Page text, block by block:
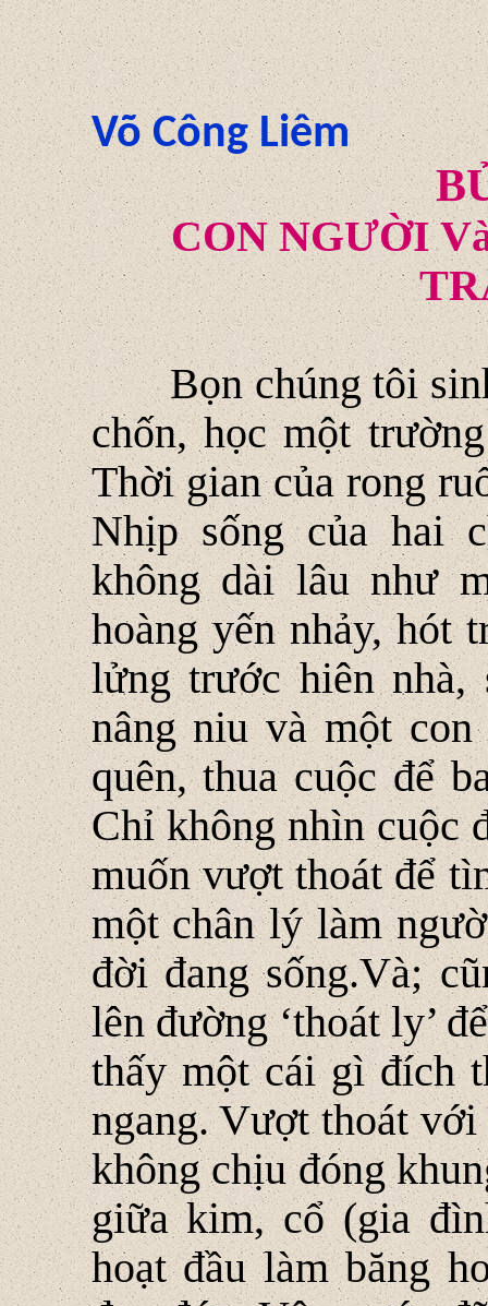
Võ Công Liêm
CON NGƯỜI
Bọn chúng tôi
chốn, học một
Thời gian của rong
Nhịp sống của hai
không dài lâu như
hoàng yến nhảy, hót
lửng trước hiên nhà,
nâng niu và một
quên, thua cuộc để
Chỉ không nhìn cuộc
muốn vượt thoát để
một chân lý làm
đời đang sống.Và;
lên đường ‘thoát ly’
thấy một cái gì đích
ngang. Vượt thoát
không chịu đóng
giữa kim, cổ (gia
hoạt đầu làm băng